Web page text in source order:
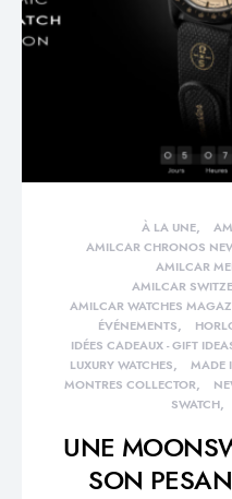
À LA UNE
AMILCAR CHRONOS
AMILCAR
AMILCAR
AMILCAR WATCHES
ÉVÉNEMENTS
IDÉES CADEAUX - GIFT
LUXURY WATCHES
MADE
MONTRES COLLECTOR
SWATCH
UNE
SON